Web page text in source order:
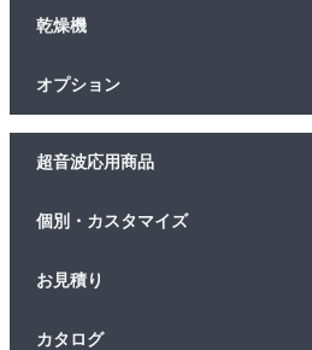
乾燥機
オプション
超音波応用商品
個別・カスタマイズ
お見積り
カタログ